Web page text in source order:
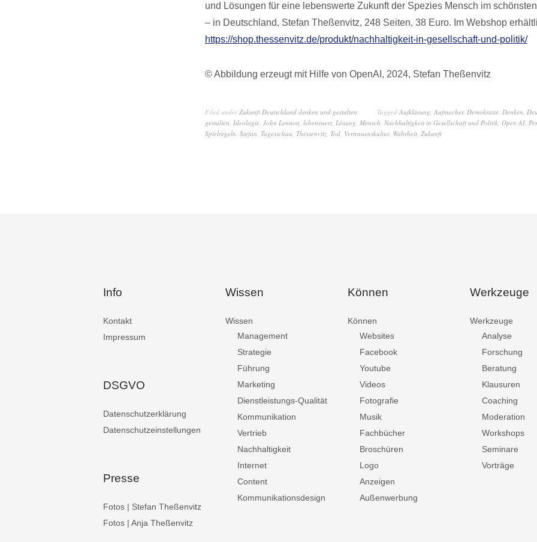
und Lösungen für eine lebenswerte Zukunft der Spezies Mensch im
– in Deutschland, Stefan Theßenvitz, 248 Seiten, 38 Euro. Im Webshop
https://shop.thessenvitz.de/produkt/nachhaltigkeit-in-gesellschaft-und-politik/
© Abbildung erzeugt mit Hilfe von OpenAI, 2024, Stefan Theßenvitz
Filed underZukunft Deutschland denken und gestalten Tagged Aufklärung, Aufmacher, Demokratie, Denken,
gestalten, Ideologie, John Lennon, lebenswert, Lösung, Mensch, Nachhaltigkeit in Gesellschaft und Politik, Open AI,
Spielregeln, Stefan, Tagesschau, Thessenvitz, Tod, Vertrauenskultur, Wahrheit, Zukunft
Info
Kontakt
Impressum
DSGVO
Datenschutzerklärung
Datenschutzeinstellungen
Presse
Fotos | Stefan Theßenvitz
Fotos | Anja Theßenvitz
Wissen
Wissen
Management
Strategie
Führung
Marketing
Dienstleistungs-Qualität
Kommunikation
Vertrieb
Nachhaltigkeit
Internet
Content
Kommunikationsdesign
Können
Können
Websites
Facebook
Youtube
Videos
Fotografie
Musik
Fachbücher
Broschüren
Logo
Anzeigen
Außenwerbung
Werkzeuge
Werkzeuge
Analyse
Forschung
Beratung
Klausuren
Coaching
Moderation
Workshops
Seminare
Vorträge